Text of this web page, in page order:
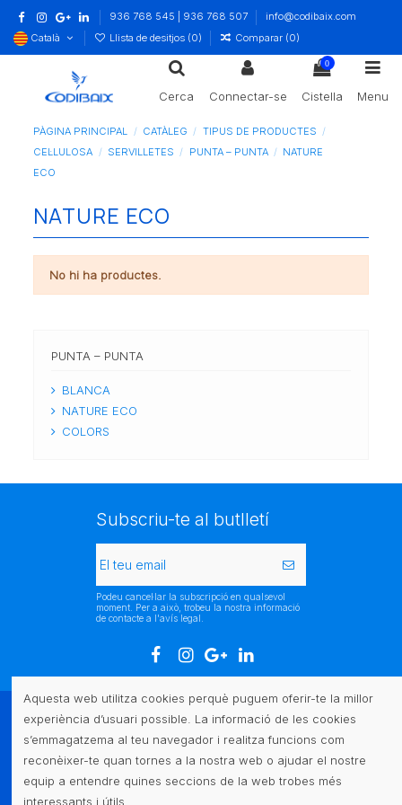
936 768 545 | 936 768 507
info@codibaix.com
Català
Llista de desitjos (0) Comparar (0)
Cerca Connectar-se
0
Cistella Menu
PÀGINA PRINCIPAL CATÀLEG
TIPUS DE PRODUCTES
CEL·LULOSA
SERVILLETES PUNTA – PUNTA
NATURE
ECO
NATURE ECO
No hi ha productes.
PUNTA – PUNTA
BLANCA
NATURE ECO
COLORS
Subscriu-te al butlletí
Podeu cancel·lar la subscripció en qualsevol
moment. Per a això, trobeu la nostra informació
de contacte a l'avís legal.
Atenció al client
Legal
Aquesta web utilitza cookies perquè puguem oferir-te la millor
experiència d’usuari possible. La informació de les cookies
s’emmagatzema al teu navegador i realitza funcions com
reconèixer-te quan tornes a la nostra web o ajudar el nostre
equip a entendre quines seccions de la web trobes més
interessants i útils.